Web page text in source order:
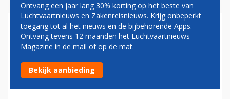
IK GA DEZE ZOMER OP
VAKANTIE MET HET
VLIEGTUIG
Ontvang een jaar lang 30% korting op het beste van
Luchtvaartnieuws en Zakenreisnieuws. Krijg onbeperkt
toegang tot al het nieuws en de bijbehorende Apps.
Ontvang tevens 12 maanden het Luchtvaartnieuws
Magazine in de mail of op de mat.
Bekijk aanbieding